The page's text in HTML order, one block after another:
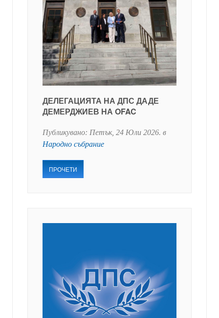
ДЕЛЕГАЦИЯТА НА ДПС ДАДЕ
ДЕМЕРДЖИЕВ НА OFAC
Публикувано: Петък, 24 Юли 2026. в
Народно събрание
ПРОЧЕТИ